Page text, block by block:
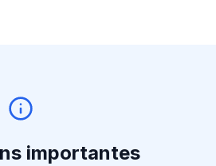
importantes